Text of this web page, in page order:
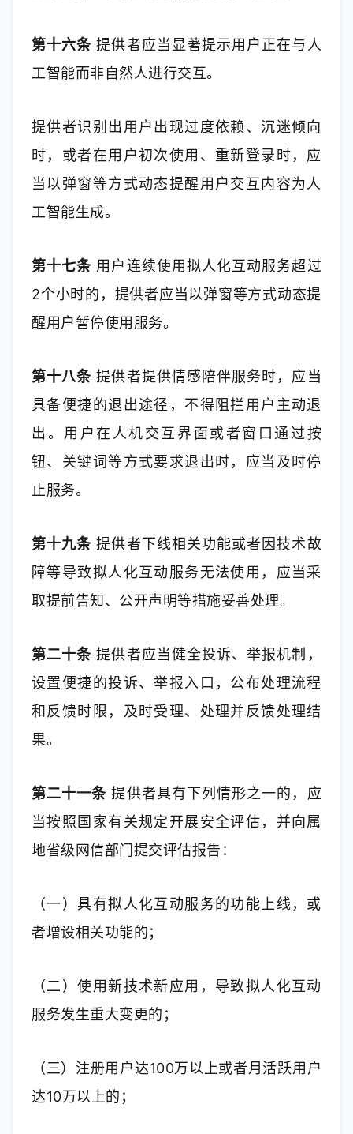
第十六条 提供者应当显著提示用户正在与人
工智能而非自然人进行交互。
提供者识别出用户出现过度依赖、沉迷倾向
时，或者在用户初次使用、重新登录时，应
当以弹窗等方式动态提醒用户交互内容为人
工智能生成。
第十七条 用户连续使用拟人化互动服务超过
2个小时的，提供者应当以弹窗等方式动态提
醒用户暂停使用服务。
第十八条 提供者提供情感陪伴服务时，应当
具备便捷的退出途径，不得阻拦用户主动退
出。用户在人机交互界面或者窗口通过按
钮、关键词等方式要求退出时，应当及时停
止服务。
第十九条 提供者下线相关功能或者因技术故
障等导致拟人化互动服务无法使用，应当采
取提前告知、公开声明等措施妥善处理。
第二十条 提供者应当健全投诉、举报机制，
设置便捷的投诉、举报入口，公布处理流程
和反馈时限，及时受理、处理并反馈处理结
果。
第二十一条 提供者具有下列情形之一的，应
当按照国家有关规定开展安全评估，并向属
地省级网信部门提交评估报告：
（一）具有拟人化互动服务的功能上线，或
者增设相关功能的；
（二）使用新技术新应用，导致拟人化互动
服务发生重大变更的；
（三）注册用户达100万以上或者月活跃用户
达10万以上的；